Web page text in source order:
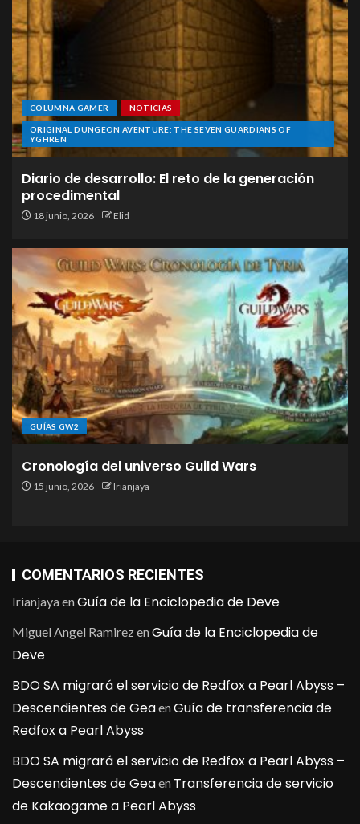
COLUMNA GAMER NOTICIAS
ORIGINAL DUNGEON AVENTURE: THE SEVEN GUARDIANS OF
YGHREN
Diario de desarrollo: El reto de la generación
procedimental
18 junio, 2026 Elid
GUÍAS GW2
Cronología del universo Guild Wars
15 junio, 2026 Irianjaya
COMENTARIOS RECIENTES
IrianjayaenGuía de la Enciclopedia de Deve
Miguel Angel RamirezenGuía de la Enciclopedia de
Deve
BDO SA migrará el servicio de Redfox a Pearl Abyss –
Descendientes de GeaenGuía de transferencia de
Redfox a Pearl Abyss
BDO SA migrará el servicio de Redfox a Pearl Abyss –
Descendientes de Geaen Transferencia de servicio
de Kakaogame a Pearl Abyss